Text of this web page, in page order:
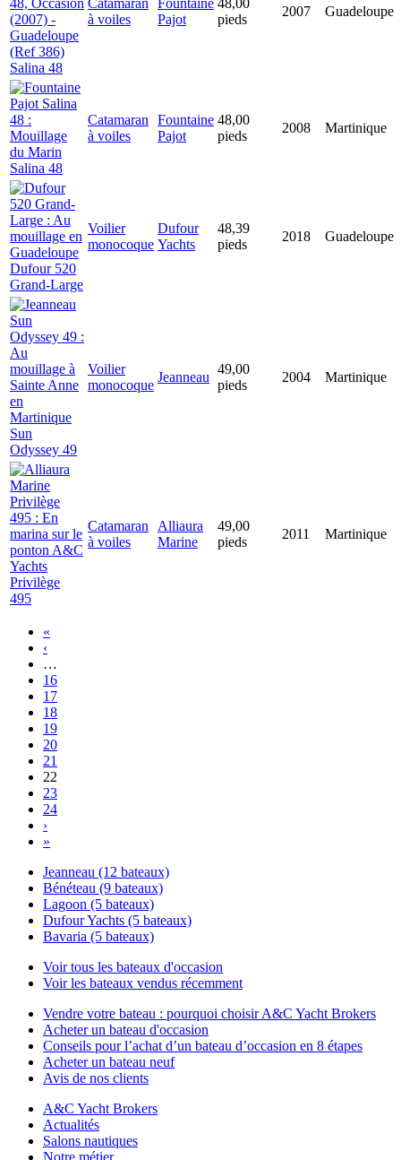
Salina 48
à voiles
Pajot
pieds
2007 Guadeloupe
Salina 48
Catamaran
à voiles
Fountaine
Pajot
48,00
pieds
2008 Martinique
Dufour 520
Grand-Large
Voilier
monocoque
Dufour
Yachts
48,39
pieds
2018 Guadeloupe
Sun
Odyssey 49
Voilier
monocoque
Jeanneau
49,00
pieds
2004 Martinique
Privilège
495
Catamaran
à voiles
Alliaura
Marine
49,00
pieds
2011 Martinique
«
‹
…
16
17
18
19
20
21
22
23
24
›
»
Jeanneau (12 bateaux)
Bénéteau (9 bateaux)
Lagoon (5 bateaux)
Dufour Yachts (5 bateaux)
Bavaria (5 bateaux)
Voir tous les bateaux d'occasion
Voir les bateaux vendus récemment
Vendre votre bateau : pourquoi choisir A&C Yacht Brokers
Acheter un bateau d'occasion
Conseils pour l’achat d’un bateau d’occasion en 8 étapes
Acheter un bateau neuf
Avis de nos clients
A&C Yacht Brokers
Actualités
Salons nautiques
Notre métier